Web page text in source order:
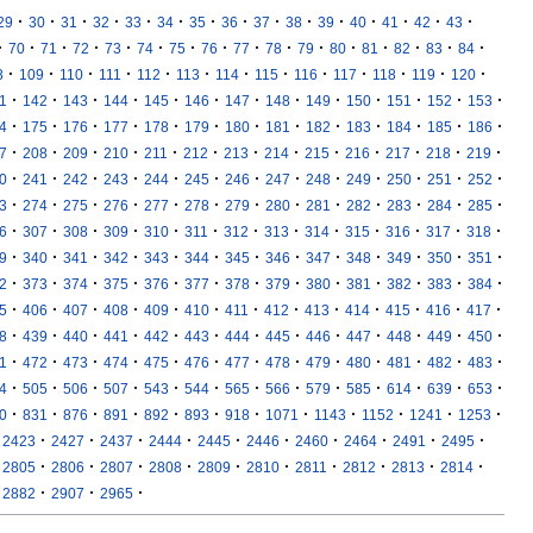
· 30 · 31 · 32 · 33 · 34 · 35 · 36 · 37 · 38 · 39 · 40 · 41 · 42 · 43 ·
70 · 71 · 72 · 73 · 74 · 75 · 76 · 77 · 78 · 79 · 80 · 81 · 82 · 83 · 84 ·
· 109 · 110 · 111 · 112 · 113 · 114 · 115 · 116 · 117 · 118 · 119 · 120 ·
· 142 · 143 · 144 · 145 · 146 · 147 · 148 · 149 · 150 · 151 · 152 · 153 ·
· 175 · 176 · 177 · 178 · 179 · 180 · 181 · 182 · 183 · 184 · 185 · 186 ·
· 208 · 209 · 210 · 211 · 212 · 213 · 214 · 215 · 216 · 217 · 218 · 219 ·
· 241 · 242 · 243 · 244 · 245 · 246 · 247 · 248 · 249 · 250 · 251 · 252 ·
· 274 · 275 · 276 · 277 · 278 · 279 · 280 · 281 · 282 · 283 · 284 · 285 ·
· 307 · 308 · 309 · 310 · 311 · 312 · 313 · 314 · 315 · 316 · 317 · 318 ·
· 340 · 341 · 342 · 343 · 344 · 345 · 346 · 347 · 348 · 349 · 350 · 351 ·
· 373 · 374 · 375 · 376 · 377 · 378 · 379 · 380 · 381 · 382 · 383 · 384 ·
· 406 · 407 · 408 · 409 · 410 · 411 · 412 · 413 · 414 · 415 · 416 · 417 ·
· 439 · 440 · 441 · 442 · 443 · 444 · 445 · 446 · 447 · 448 · 449 · 450 ·
· 472 · 473 · 474 · 475 · 476 · 477 · 478 · 479 · 480 · 481 · 482 · 483 ·
· 505 · 506 · 507 · 543 · 544 · 565 · 566 · 579 · 585 · 614 · 639 · 653 ·
· 831 · 876 · 891 · 892 · 893 · 918 · 1071 · 1143 · 1152 · 1241 · 1253 ·
2423 · 2427 · 2437 · 2444 · 2445 · 2446 · 2460 · 2464 · 2491 · 2495 ·
2805 · 2806 · 2807 · 2808 · 2809 · 2810 · 2811 · 2812 · 2813 · 2814 ·
2882 · 2907 · 2965 ·